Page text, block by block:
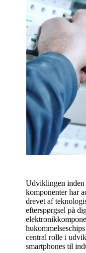
Udviklingen
komponenter har
drevet af
efterspørgsel på
central rolle i
smartphones til